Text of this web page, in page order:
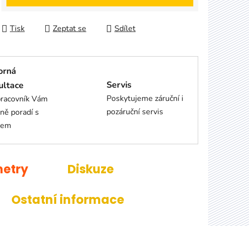
Tisk Zeptat se Sdílet
Vám
poradí s
Servis
Poskytujeme záruční i
pozáruční servis
Diskuze
Ostatní informace